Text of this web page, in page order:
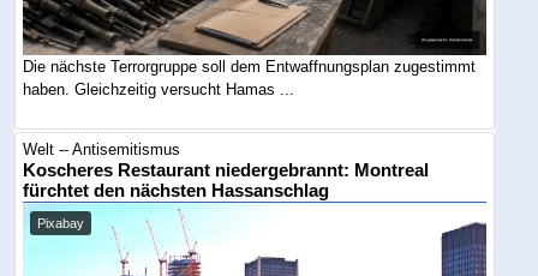
Die nächste Terrorgruppe soll dem Entwaffnungsplan zugestimmt
haben. Gleichzeitig versucht Hamas ...
Welt -- Antisemitismus
Koscheres Restaurant niedergebrannt: Montreal
fürchtet den nächsten Hassanschlag
Pixabay